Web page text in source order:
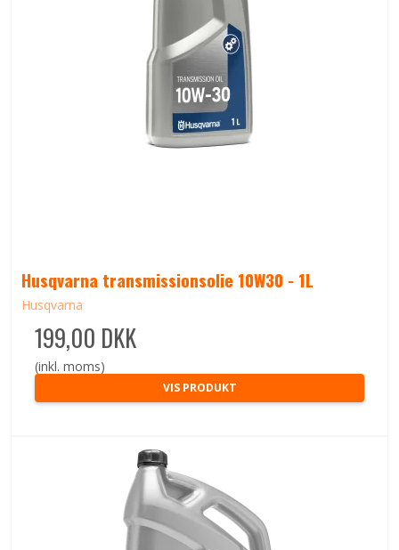
Husqvarna transmissionsolie 10W30 - 1L
Husqvarna
199,00 DKK
(inkl. moms)
VIS PRODUKT